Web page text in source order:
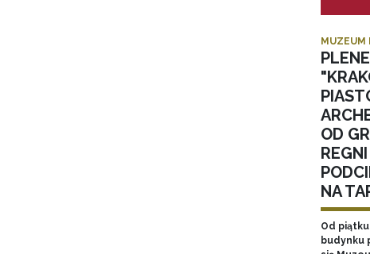
MUZEUM
OD
NA
Od
budynku